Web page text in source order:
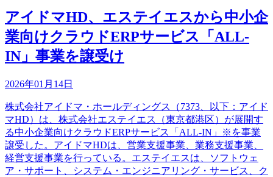
アイドマHD、エステイエスから中小企
業向けクラウドERPサービス「ALL-
IN」事業を譲受け
2026年01月14日
株式会社アイドマ・ホールディングス（7373、以下：アイド
マHD）は、株式会社エステイエス（東京都港区）が展開す
る中小企業向けクラウドERPサービス「ALL-IN」※を事業
譲受した。アイドマHDは、営業支援事業、業務支援事業、
経営支援事業を行っている。エステイエスは、ソフトウェ
ア・サポート、システム・エンジニアリング・サービス、ク